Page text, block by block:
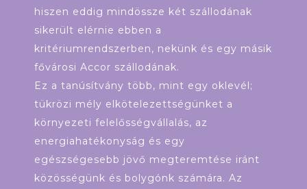
hiszen eddig mindössze két szállodának
sikerült elérnie ebben a
kritériumrendszerben, nekünk és egy másik
fővárosi Accor szállodának.
Ez a tanúsítvány több, mint egy oklevél;
tükrözi mély elkötelezettségünket a
környezeti felelősségvállalás, az
energiahatékonyság és egy
egészségesebb jövő megteremtése iránt
közösségünk és bolygónk számára. Az